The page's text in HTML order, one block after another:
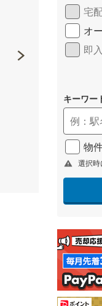
クレアホームズ フラン仙台
2,900万円台
宮城県仙台市宮城野区榴ケ岡102番1（地番）
仙石線 「仙台」駅 徒歩7分
（540m・東1出入口）
宅
オ
即
キーワー
物
選択